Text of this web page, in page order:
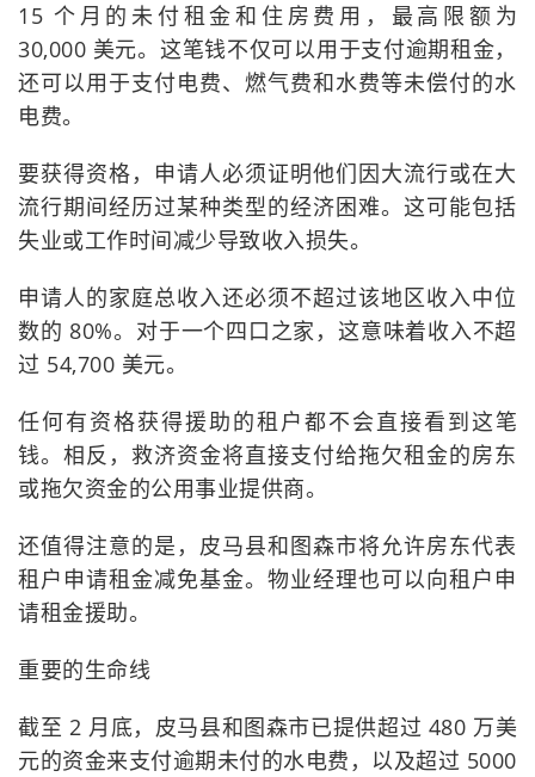
15 个月的未付租金和住房费用，最高限额为
30,000 美元。这笔钱不仅可以用于支付逾期租金，
还可以用于支付电费、燃气费和水费等未偿付的水
电费。
要获得资格，申请人必须证明他们因大流行或在大
流行期间经历过某种类型的经济困难。这可能包括
失业或工作时间减少导致收入损失。
申请人的家庭总收入还必须不超过该地区收入中位
数的 80%。对于一个四口之家，这意味着收入不超
过 54,700 美元。
任何有资格获得援助的租户都不会直接看到这笔
钱。相反，救济资金将直接支付给拖欠租金的房东
或拖欠资金的公用事业提供商。
还值得注意的是，皮马县和图森市将允许房东代表
租户申请租金减免基金。物业经理也可以向租户申
请租金援助。
重要的生命线
截至 2 月底，皮马县和图森市已提供超过 480 万美
元的资金来支付逾期未付的水电费，以及超过 5000